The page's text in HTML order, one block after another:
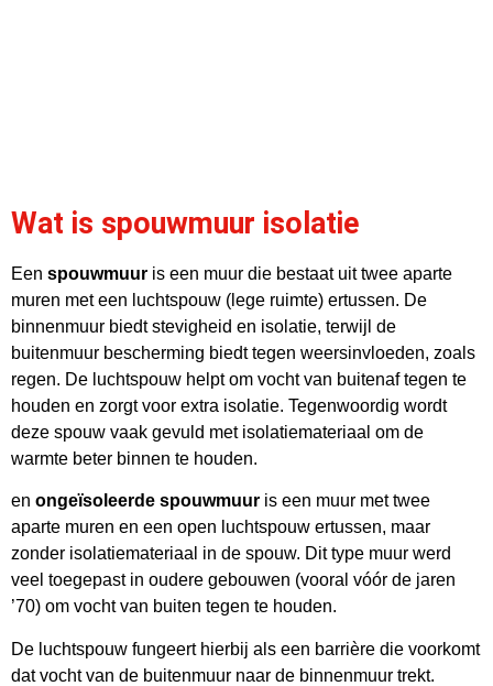
Wat is spouwmuur isolatie
Een spouwmuur is een muur die bestaat uit twee aparte
muren met een luchtspouw (lege ruimte) ertussen. De
binnenmuur biedt stevigheid en isolatie, terwijl de
buitenmuur bescherming biedt tegen weersinvloeden, zoals
regen. De luchtspouw helpt om vocht van buitenaf tegen te
houden en zorgt voor extra isolatie. Tegenwoordig wordt
deze spouw vaak gevuld met isolatiemateriaal om de
warmte beter binnen te houden.
en ongeïsoleerde spouwmuur is een muur met twee
aparte muren en een open luchtspouw ertussen, maar
zonder isolatiemateriaal in de spouw. Dit type muur werd
veel toegepast in oudere gebouwen (vooral vóór de jaren
’70) om vocht van buiten tegen te houden.
De luchtspouw fungeert hierbij als een barrière die voorkomt
dat vocht van de buitenmuur naar de binnenmuur trekt.